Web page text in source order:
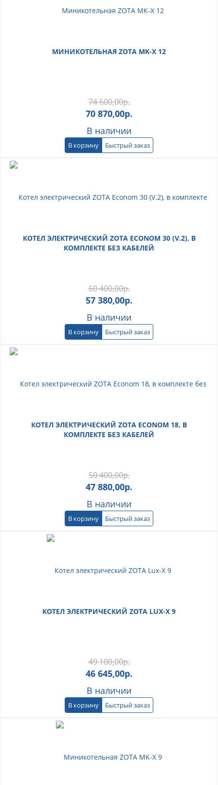
МИНИКОТЕЛЬНАЯ ZOTA MK-X 12
74 600,00р.
70 870,00р.
В наличии
В корзину Быстрый заказ
КОТЕЛ ЭЛЕКТРИЧЕСКИЙ ZOTA ECONOM 30 (V.2), В
КОМПЛЕКТЕ БЕЗ КАБЕЛЕЙ
60 400,00р.
57 380,00р.
В наличии
В корзину Быстрый заказ
КОТЕЛ ЭЛЕКТРИЧЕСКИЙ ZOTA ECONOM 18, В
КОМПЛЕКТЕ БЕЗ КАБЕЛЕЙ
50 400,00р.
47 880,00р.
В наличии
В корзину Быстрый заказ
КОТЕЛ ЭЛЕКТРИЧЕСКИЙ ZOTA LUX-X 9
49 100,00р.
46 645,00р.
В наличии
В корзину Быстрый заказ